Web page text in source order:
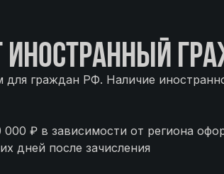
граждан РФ. Наличие
₽ в зависимости от региона
дней после зачисления